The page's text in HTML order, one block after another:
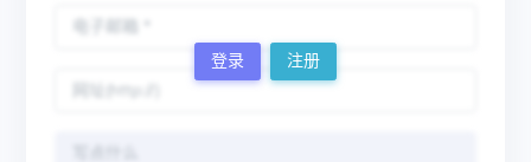
登录 注册